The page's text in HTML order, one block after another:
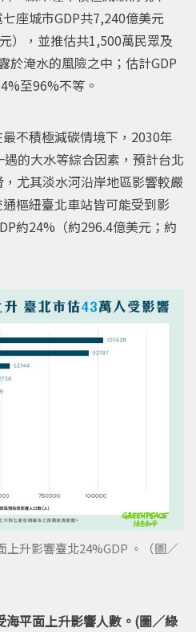
座城市GDP共7,240億美元
），並推估共1,500萬民眾及
於淹水的風險之中；估計GDP
至96%不等。
不積極減碳情境下，2030年
的大水等綜合因素，預計台北
尤其淡水河沿岸地區影響較嚴
樞紐臺北車站皆可能受到影
約24%（約296.4億美元；約
升影響臺北24%GDP 。（圖／
平面上升影響人數。(圖／綠